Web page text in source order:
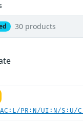
30 products
PR:N/UI:N/S:U/